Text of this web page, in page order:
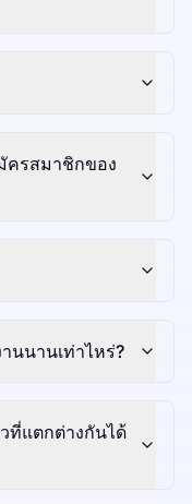
ครสมาชิกของ
นนานเท่าไหร่?
ที่แตกต่างกันได้